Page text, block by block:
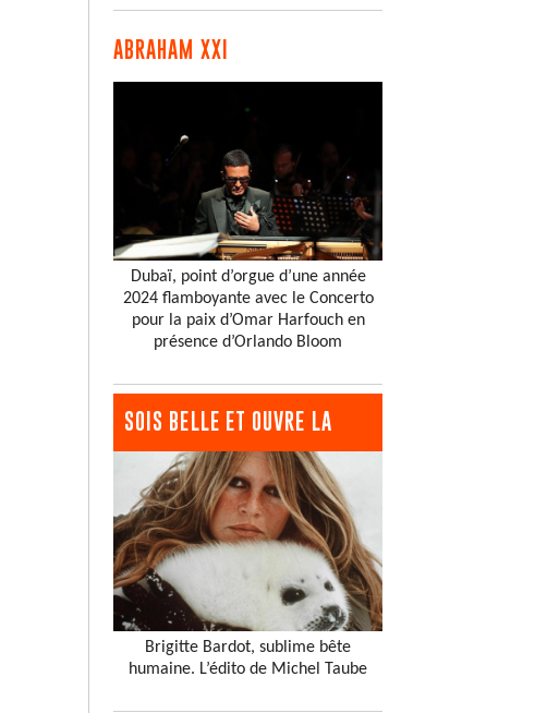
ABRAHAM XXI
Dubaï, point d’orgue d’une année
2024 flamboyante avec le Concerto
pour la paix d’Omar Harfouch en
présence d’Orlando Bloom
SOIS BELLE ET OUVRE LA
Brigitte Bardot, sublime bête
humaine. L’édito de Michel Taube